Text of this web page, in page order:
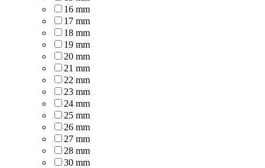
16 mm
17 mm
18 mm
19 mm
20 mm
21 mm
22 mm
23 mm
24 mm
25 mm
26 mm
27 mm
28 mm
30 mm